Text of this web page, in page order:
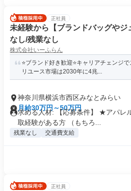
正社員
未経験から【ブランドバッグやジ
なし/残業なし
株式会社いーふらん
⭐ブランド好き歓迎⭐キャリアチェンジ
リユース市場は2030年に4兆...
神奈川県横浜市西区みなとみらい
月給30万円～50万円
求める人材: 【応募条件】 ★アパレ
取経験がある方 （もちろ...
残業なし 交通費支給
正社員